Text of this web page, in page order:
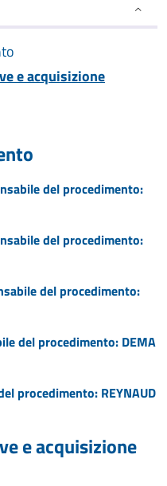
e acquisizione
del procedimento:
del procedimento:
del procedimento:
del procedimento: DEMA
procedimento: REYNAUD
e acquisizione